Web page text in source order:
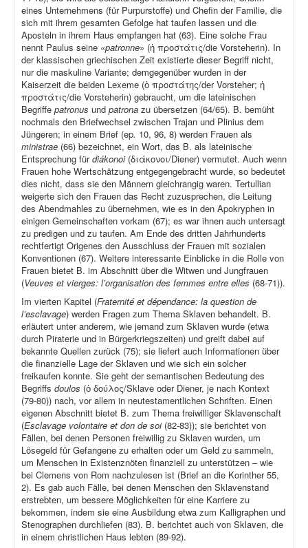
eines Unternehmens (für Purpurstoffe) und Chefin der Familie, die
sich mit ihrem gesamten Gefolge hat taufen lassen und die
Aposteln in ihrem Haus empfangen hat (63). Eine solche Frau
nennt Paulus seine «patronne» (ἡ προστάτις/die Vorsteherin). In
der klassischen griechischen Zeit existierte dieser Begriff nicht,
nur die maskuline Variante; demgegenüber wurden in der
Kaiserzeit die beiden Lexeme (ὁ προστάτης/der Vorsteher; ἡ
προστάτις/die Vorsteherin) gebraucht, um die lateinischen
Begriffe patronus und patrona zu übersetzen (64/65). B. bemüht
nochmals den Briefwechsel zwischen Trajan und Plinius dem
Jüngeren; in einem Brief (ep. 10, 96, 8) werden Frauen als
ministrae (66) bezeichnet, ein Wort, das B. als lateinische
Entsprechung fürdiákonoi (διάκονοι/Diener) vermutet. Auch wenn
Frauen hohe Wertschätzung entgegengebracht wurde, so bedeutet
dies nicht, dass sie den Männern gleichrangig waren. Tertullian
weigerte sich den Frauen das Recht zuzusprechen, die Leitung
des Abendmahles zu übernehmen, wie es in den Apokryphen in
einigen Gemeinschaften vorkam (67); es war ihnen auch untersagt
zu predigen und zu taufen. Am Ende des dritten Jahrhunderts
rechtfertigt Origenes den Ausschluss der Frauen mit sozialen
Konventionen (67). Weitere interessante Einblicke in die Rolle von
Frauen bietet B. im Abschnitt über die Witwen und Jungfrauen
(Veuves et vierges: l’organisation des femmes entre elles (68-71)).
Im vierten Kapitel (Fraternité et dépendance: la question de
l’esclavage) werden Fragen zum Thema Sklaven behandelt. B.
erläutert unter anderem, wie jemand zum Sklaven wurde (etwa
durch Piraterie und in Bürgerkriegszeiten) und greift dabei auf
bekannte Quellen zurück (75); sie liefert auch Informationen über
die finanzielle Lage der Sklaven und wie sich ein solcher
freikaufen konnte. Sie geht der semantischen Bedeutung des
Begriffs doulos (ὁ δούλος/Sklave oder Diener, je nach Kontext
(79-80)) nach, vor allem in neutestamentlichen Schriften. Einen
eigenen Abschnitt bietet B. zum Thema freiwilliger Sklavenschaft
(Esclavage volontaire et don de soi(82-83)); sie berichtet von
Fällen, bei denen Personen freiwillig zu Sklaven wurden, um
Lösegeld für Gefangene zu erhalten oder um Geld zu sammeln,
um Menschen in Existenznöten finanziell zu unterstützen – wie
bei Clemens von Rom nachzulesen ist (Brief an die Korinther 55,
2). Es gab auch Fälle, bei denen Menschen den Sklavenstand
erstrebten, um bessere Möglichkeiten für eine Karriere zu
bekommen, indem sie eine Ausbildung etwa zum Kalligraphen und
Stenographen durchliefen (83). B. berichtet auch von Sklaven, die
in einem christlichen Haus lebten (89-92).